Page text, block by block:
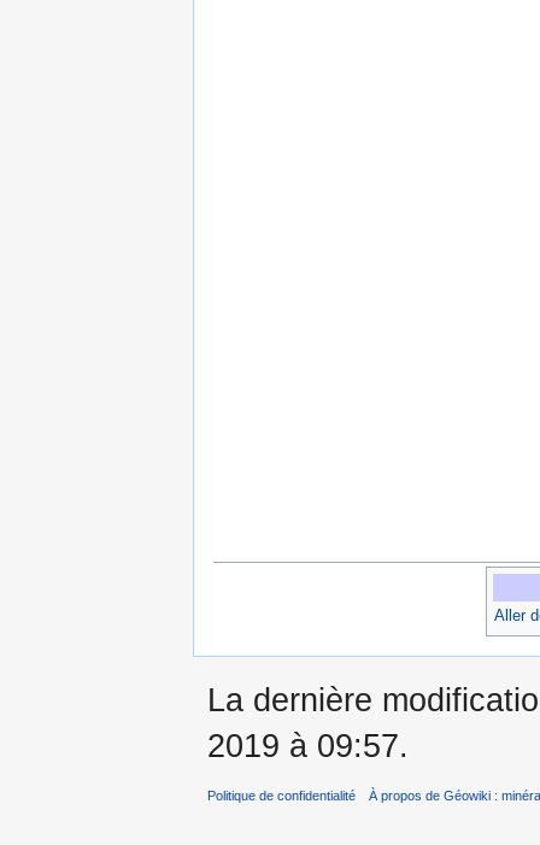
Aller
La dernière
2019 à 09:57.
Politique de confidentialité À propos de Géowiki :